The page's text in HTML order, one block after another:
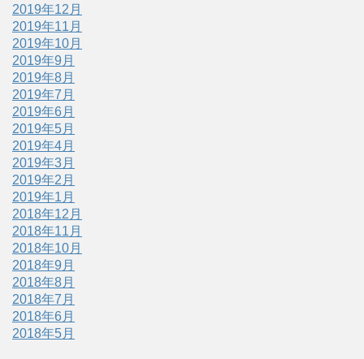
2019年12月
2019年11月
2019年10月
2019年9月
2019年8月
2019年7月
2019年6月
2019年5月
2019年4月
2019年3月
2019年2月
2019年1月
2018年12月
2018年11月
2018年10月
2018年9月
2018年8月
2018年7月
2018年6月
2018年5月